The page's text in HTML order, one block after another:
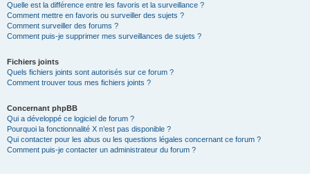
Quelle est la différence entre les favoris et la surveillance ?
Comment mettre en favoris ou surveiller des sujets ?
Comment surveiller des forums ?
Comment puis-je supprimer mes surveillances de sujets ?
Fichiers joints
Quels fichiers joints sont autorisés sur ce forum ?
Comment trouver tous mes fichiers joints ?
Concernant phpBB
Qui a développé ce logiciel de forum ?
Pourquoi la fonctionnalité X n’est pas disponible ?
Qui contacter pour les abus ou les questions légales concernant ce forum ?
Comment puis-je contacter un administrateur du forum ?